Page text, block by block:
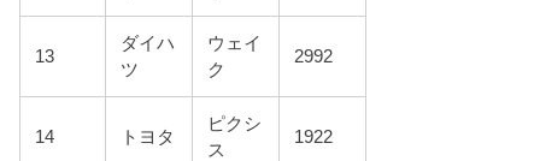
13
ダイハ
ツ
ウェイ
ク
2992
14 トヨタ
ピクシ
ス
1922